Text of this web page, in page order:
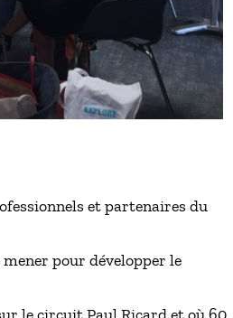
et partenaires du
mener pour développer le